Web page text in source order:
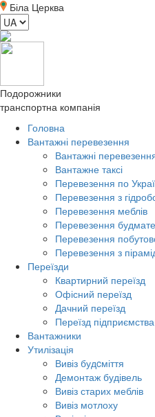
Біла Церква
Подорожники
транспортна компанія
Головна
Вантажні перевезення
Вантажні
Вантажне таксі
Перевезення по
Перевезення з
Перевезення меблів
Перевезення
Перевезення
Перевезення з
Переїзди
Квартирний переїзд
Офісний переїзд
Дачний переїзд
Переїзд підприємства
Вантажники
Утилізація
Вивіз будcміття
Демонтаж будівель
Вивіз старих меблів
Вивіз мотлоху